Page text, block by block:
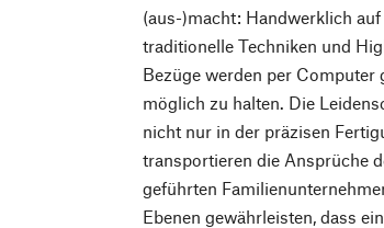
(aus-)macht: Handwerklich
traditionelle Techniken und
Bezüge werden per
möglich zu halten. Die
nicht nur in der präzisen
transportieren die Ansprüche
geführten
Ebenen gewährleisten, dass